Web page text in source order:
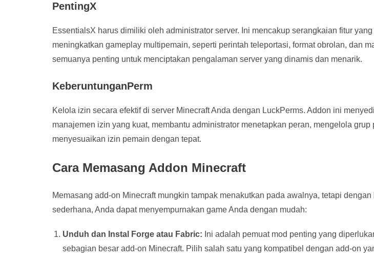
PentingX
EssentialsX harus dimiliki oleh administrator server. Ini mencakup serangkaian fitur
meningkatkan gameplay multipemain, seperti perintah teleportasi, format obrolan, dan
semuanya penting untuk menciptakan pengalaman server yang dinamis dan menarik.
KeberuntunganPerm
Kelola izin secara efektif di server Minecraft Anda dengan LuckPerms. Addon ini
manajemen izin yang kuat, membantu administrator menetapkan peran, mengelola grup
menyesuaikan izin pemain dengan tepat.
Cara Memasang Addon Minecraft
Memasang add-on Minecraft mungkin tampak menakutkan pada awalnya, tetapi
sederhana, Anda dapat menyempurnakan game Anda dengan mudah:
Unduh dan Instal Forge atau Fabric: Ini adalah pemuat mod penting yang
sebagian besar add-on Minecraft. Pilih salah satu yang kompatibel dengan add-on